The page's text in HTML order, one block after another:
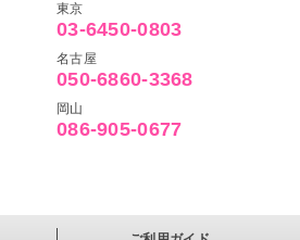
東京
03-6450-0803
名古屋
050-6860-3368
岡山
086-905-0677